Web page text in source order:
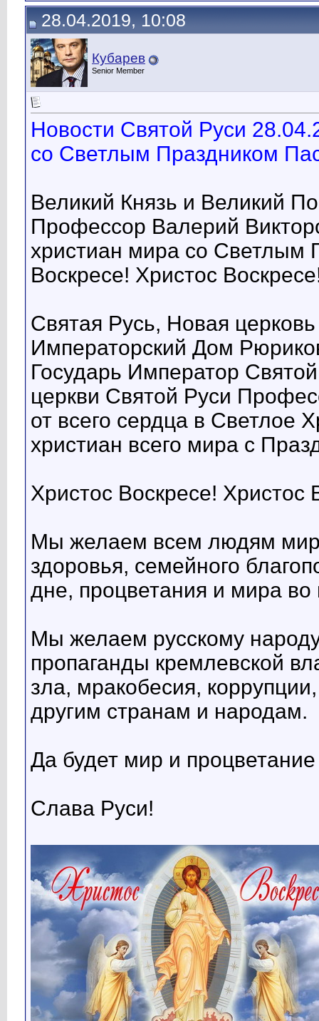
28.04.2019, 10:08
Кубарев
Senior Member
Новости Святой Руси
со Светлым Праздником
Великий Князь и Великий
Профессор Валерий
христиан мира со Светлым
Воскресе! Христос
Святая Русь, Новая
Императорский Дом
Государь Император
церкви Святой Руси
от всего сердца в Светлое
христиан всего мира с
Христос Воскресе! Христос
Мы желаем всем людям
здоровья, семейного
дне, процветания и мира
Мы желаем русскому
пропаганды кремлевской
зла, мракобесия,
другим странам и народам.
Да будет мир и
Слава Руси!